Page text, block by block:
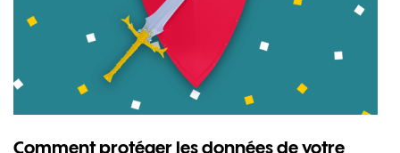
Comment protéger les données de votre